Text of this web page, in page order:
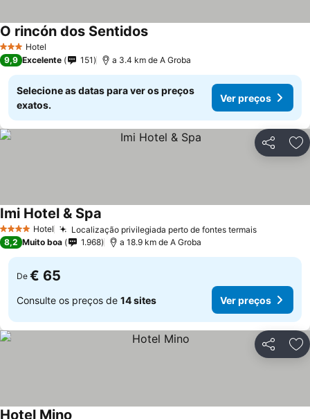
3 EstrelasHotel
O rincón dos Sentidos
9,9 Excelente 151 a 3.4 km de A Groba
Selecione as datas para ver os preços
exatos.
Ver preços
Partilhar
4 EstrelasHotel Localização privilegiada perto de fontes termais
Imi Hotel & Spa
8,2 Muito boa 1.968 a 18.9 km de A Groba
De € 65
Consulte os preços de 14 sites Ver preços
Partilhar
Hotel Mino